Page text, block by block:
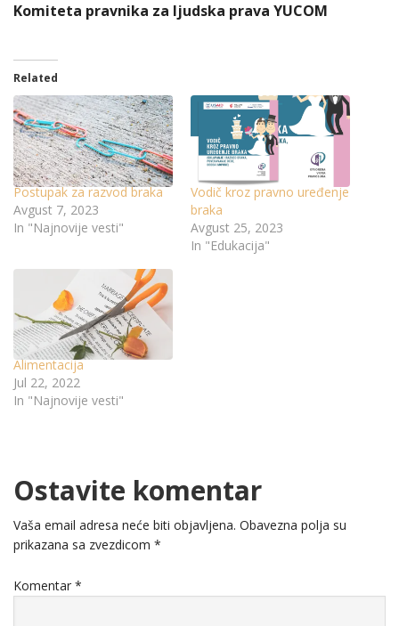
Komiteta pravnika za ljudska prava YUCOM
Related
Postupak za razvod braka
Avgust 7, 2023
In "Najnovije vesti"
Vodič kroz pravno uređenje
braka
Avgust 25, 2023
In "Edukacija"
Alimentacija
Jul 22, 2022
In "Najnovije vesti"
Ostavite komentar
Vaša email adresa neće biti objavljena. Obavezna polja su
prikazana sa zvezdicom *
Komentar *